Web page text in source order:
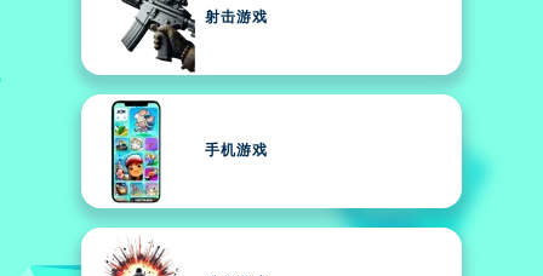
射击游戏
手机游戏